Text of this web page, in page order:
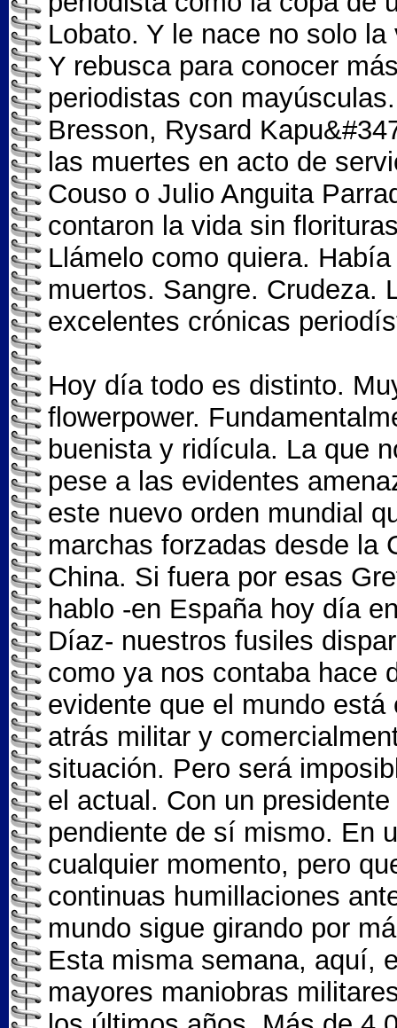
Lobato. Y le nace no solo
Y rebusca para conocer
periodistas con
Bresson, Rysard
las muertes en acto de
Couso o Julio Anguita
contaron la vida sin
Llámelo como quiera.
muertos. Sangre. Crudeza.
excelentes crónicas
Hoy día todo es distinto.
flowerpower.
buenista y ridícula. La que
pese a las evidentes
este nuevo orden mundial
marchas forzadas desde la
China. Si fuera por esas
hablo -en España hoy día
Díaz- nuestros fusiles
como ya nos contaba hace
evidente que el mundo
atrás militar y
situación. Pero será
el actual. Con un
pendiente de sí mismo. En
cualquier momento, pero
continuas humillaciones
mundo sigue girando por
Esta misma semana, aquí,
mayores maniobras